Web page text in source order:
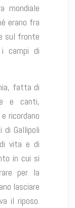
mondiale
erano fra
sul fronte
i campi di
fatta di
e canti,
ricordano
di Gallipoli
vita e di
in cui si
per la
lasciare
il riposo.